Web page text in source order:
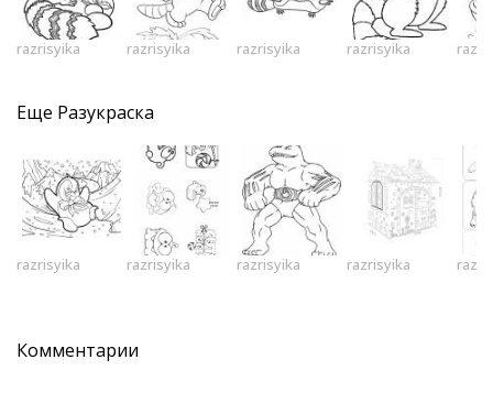
razrisyika razrisyika razrisyika razrisyika
Еще Разукраска
razrisyika razrisyika razrisyika razrisyika
Комментарии